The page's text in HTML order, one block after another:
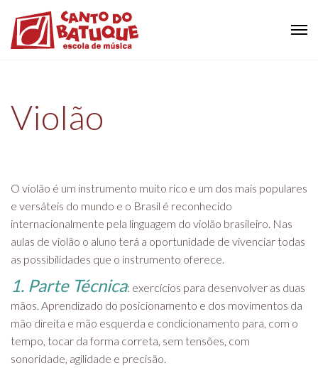
Violão
O violão é um instrumento muito rico e um dos mais populares
e versáteis do mundo e o Brasil é reconhecido
internacionalmente pela linguagem do violão brasileiro. Nas
aulas de violão o aluno terá a oportunidade de vivenciar todas
as possibilidades que o instrumento oferece.
1. Parte Técnica: exercícios para desenvolver as duas
mãos. Aprendizado do posicionamento e dos movimentos da
mão direita e mão esquerda e condicionamento para, com o
tempo, tocar da forma correta, sem tensões, com
sonoridade, agilidade e precisão.